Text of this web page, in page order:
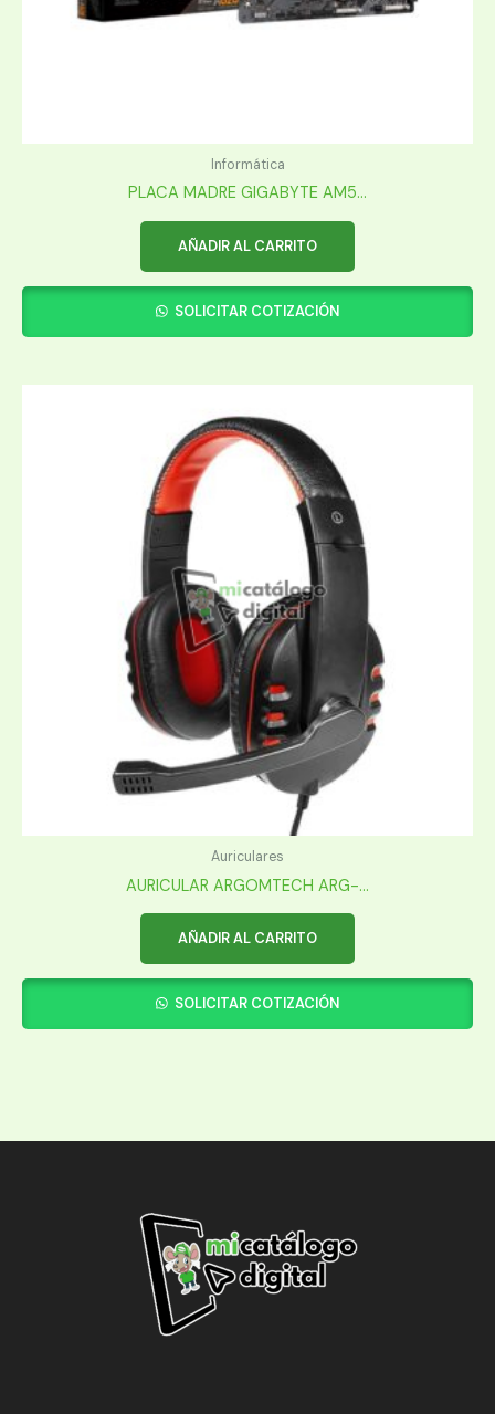
Informática
PLACA MADRE GIGABYTE AM5...
AÑADIR AL CARRITO
SOLICITAR COTIZACIÓN
Auriculares
AURICULAR ARGOMTECH ARG-...
AÑADIR AL CARRITO
SOLICITAR COTIZACIÓN